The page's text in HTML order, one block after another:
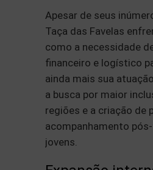
Apesar de seus
Taça das Favelas
como a necessidade
financeiro e logístico
ainda mais sua
a busca por maior
regiões e a criação de
acompanhamento
jovens.